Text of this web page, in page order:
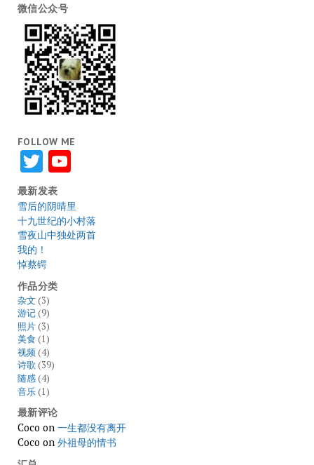
微信公众号
FOLLOW ME
TwitterYouTube
最新发表
雪后的阴晴里
十九世纪的小村落
雪夜山中独处两首
我的！
悼蔡锷
作品分类
杂文 (3)
游记(9)
照片(3)
美食 (1)
视频(4)
诗歌(39)
随感(4)
音乐(1)
最新评论
Coco on 一生都没有离开
Coco on 外祖母的情书